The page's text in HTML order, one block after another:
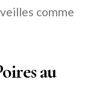
comme
au